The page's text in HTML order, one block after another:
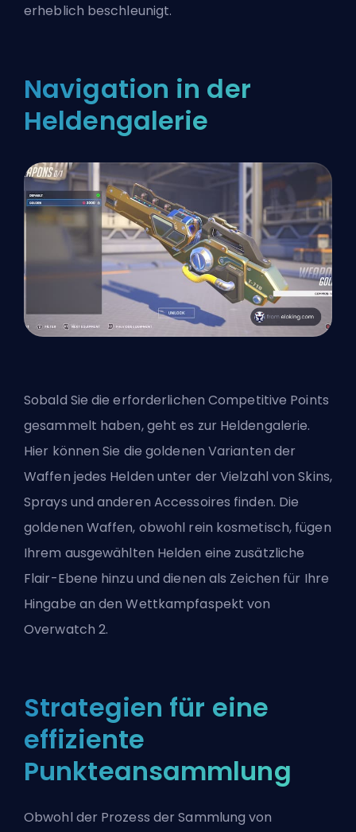
erheblich beschleunigt.
Navigation in der
Heldengalerie
Sobald Sie die erforderlichen Competitive Points
gesammelt haben, geht es zur Heldengalerie.
Hier können Sie die goldenen Varianten der
Waffen jedes Helden unter der Vielzahl von Skins,
Sprays und anderen Accessoires finden. Die
goldenen Waffen, obwohl rein kosmetisch, fügen
Ihrem ausgewählten Helden eine zusätzliche
Flair-Ebene hinzu und dienen als Zeichen für Ihre
Hingabe an den Wettkampfaspekt von
Overwatch 2.
Strategien für eine
effiziente
Punkteansammlung
Obwohl der Prozess der Sammlung von